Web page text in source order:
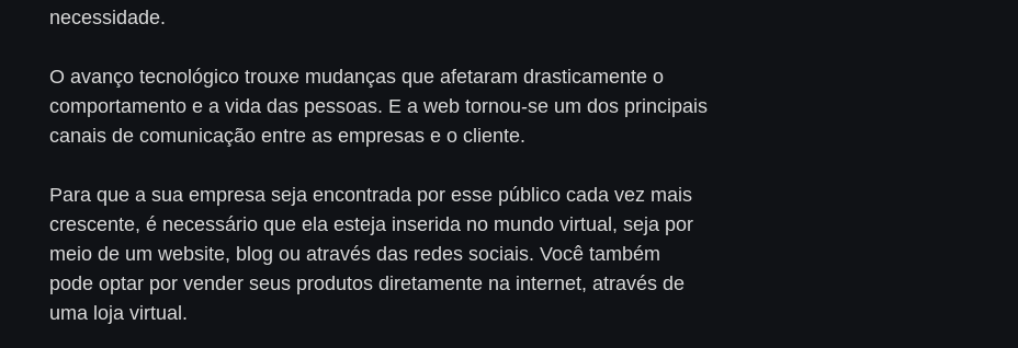
necessidade.
O avanço tecnológico trouxe mudanças que afetaram drasticamente o
comportamento e a vida das pessoas. E a web tornou-se um dos principais
canais de comunicação entre as empresas e o cliente.
Para que a sua empresa seja encontrada por esse público cada vez mais
crescente, é necessário que ela esteja inserida no mundo virtual, seja por
meio de um website, blog ou através das redes sociais. Você também
pode optar por vender seus produtos diretamente na internet, através de
uma loja virtual.